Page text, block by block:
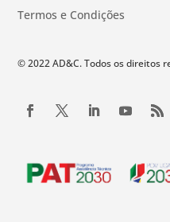
Termos e Condições
© 2022 AD&C. Todos os direitos